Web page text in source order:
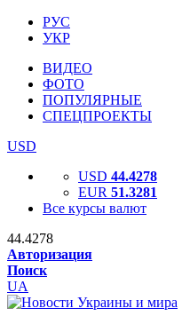
РУС
УКР
ВИДЕО
ФОТО
ПОПУЛЯРНЫЕ
СПЕЦПРОЕКТЫ
USD
USD 44.4278
EUR 51.3281
Все курсы валют
44.4278
Авторизация
Поиск
UA